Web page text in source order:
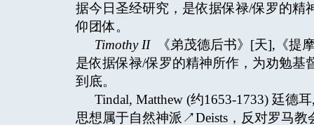
据今日圣经研究，是依据保禄/保罗的精
仰团体。
Timothy II
《弟茂德后书》[天],《提
是依据保禄/保罗的精神所作，为劝勉
到底。
Tindal, Matthew (约1653-1733) 廷德
思想属于自然神派↗Deists，反对罗马